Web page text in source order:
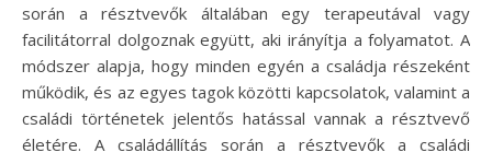
során a résztvevők általában egy terapeutával vagy
facilitátorral dolgoznak együtt, aki irányítja a folyamatot. A
módszer alapja, hogy minden egyén a családja részeként
működik, és az egyes tagok közötti kapcsolatok, valamint a
családi történetek jelentős hatással vannak a résztvevő
életére. A családállítás során a résztvevők a családi